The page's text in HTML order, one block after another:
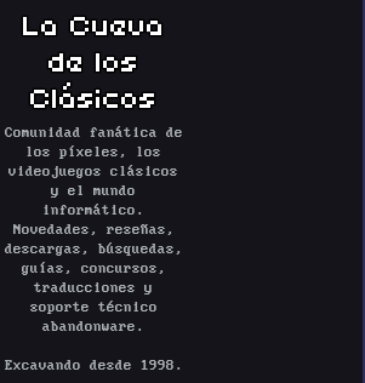
La Cueva
de los
Clásicos
Comunidad fanática de
los píxeles, los
videojuegos clásicos
y el mundo
informático.
Novedades, reseñas,
descargas, búsquedas,
guías, concursos,
traducciones y
soporte técnico
abandonware.
Excavando desde 1998.